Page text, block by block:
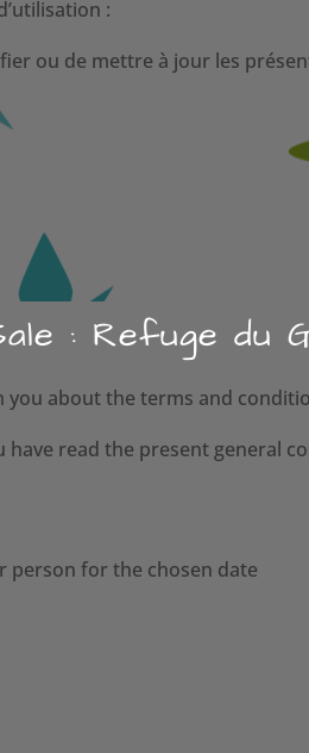
:
ou de mettre à jour les
: Refuge du
about the terms and
read the present general
person for the chosen date